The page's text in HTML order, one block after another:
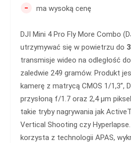
- ma wysoką cenę
DJI Mini 4 Pro Fly More Combo
utrzymywać się w powietrzu do
transmisje wideo na odległość
zaledwie 249 gramów. Produkt
kamerę z matrycą CMOS 1/1,3”,
przysłoną f/1.7 oraz 2,4 μm
takie tryby nagrywania jak
Vertical Shooting czy
korzysta z technologii APAS,